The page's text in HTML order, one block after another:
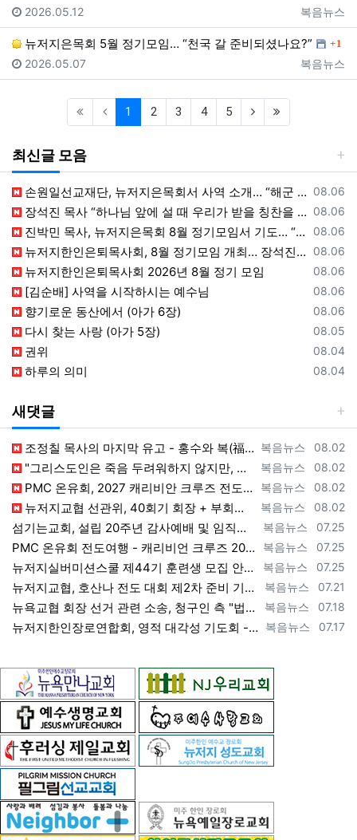
등록자
복음뉴스
등록일
2026.05.12
뉴저지은목회 5월 정기모임… “천국 갈 준비되셨나요?” 댓글
1
등록자
복음뉴스
등록일
2026.05.07
1 (current)
2 3 4 5 (next)
최신글 모음
등록일
08.06
손원일선교재단, 뉴저지은목회서 사역 소개… “해군 함정마다 예배 공동체 세우는 일에 기도와 협력을”
등록일
08.06
장석진 목사 “하나님 앞에 설 때 우리가 받을 칭찬을 생각하라”
등록일
08.06
진박민 목사, 뉴저지은목회 8월 정기모임서 기도… “은목회 모든 순서 위에 하나님의 영광 나타나게 하소서”
등록일
08.06
뉴저지한인은퇴목사회, 8월 정기모임 개최… 장석진 목사 “우리가 받을 칭찬은?” 설교
등록일
08.06
뉴저지한인은퇴목사회 2026년 8월 정기 모임
등록일
08.06
[김순배] 사역을 시작하시는 예수님
등록일
08.06
향기로운 동산에서 (아가 6장)
등록일
08.05
다시 찾는 사랑 (아가 5장)
등록일
08.04
권위
등록일
08.04
하루의 의미
새댓글
등록자
복음뉴스 등록일
08.02
조정칠 목사의 마지막 유고 - 홍수와 복(福) 자(字) [2026년 8월 1일 토요일 자 뉴욕일보 기사] ==> https://www.bogeu…
등록자
복음뉴스 등록일
08.02
"그리스도인은 죽음 두려워하지 않지만, 살아 있는 동안 다른 사람의 유익 + 믿음의 진보 위해 살아야" [2026년 7월 31일 금요일 자 뉴욕…
등록자
복음뉴스 등록일
08.02
PMC 온유회, 2027 캐리비안 크루즈 전도여행 참가자 모집 [2026년 7월 31일 금요일 자 뉴욕일보 기사] ==> https://www.…
등록자
복음뉴스 등록일
08.02
뉴저지교협 선관위, 40회기 회장 + 부회장 등록 + 추천 절차 공고 --- 8월 28일 등록 마감, 9월 28일 선거 [2026년 7월 29일…
등록자
복음뉴스 등록일
07.25
섬기는교회, 설립 20주년 감사예배 및 임직식 --- "이제 더 힘차게 창공을 날자" [2026년 7월 25일 토요일 자 뉴욕일보 기사] ==>…
등록자
복음뉴스 등록일
07.25
PMC 온유회 전도여행 - 캐리비언 크루즈 2027 안내 ==> https://www.bogeumnews.com/gnu54/bbs/board.p…
등록자
복음뉴스 등록일
07.25
뉴저지실버미션스쿨 제44기 훈련생 모집 안내 ==> https://www.bogeumnews.com/gnu54/bbs/board.php?bo_t…
등록자
복음뉴스 등록일
07.21
뉴저지교협, 호산나 전도 대회 제2차 준비 기도회 --- "사람이 아니라 하나님께서 일하신다" [2026년 7월 21일 화요일 자 뉴욕일보 기사…
등록자
복음뉴스 등록일
07.18
뉴욕교협 회장 선거 관련 소송, 청구인 측 "법원 조속한 결정과 심리ㅜ 요청" [2026년 7월 18일 토요일 자 뉴욕일보 기사] ==> htt…
등록자
복음뉴스 등록일
07.17
뉴저지한인장로연합회, 영적 대각성 기도회 --- "우리의 기준은 하나님 말씀" [2026년 7월 17일 금요일 자 뉴욕일보 기사] ==> htt…